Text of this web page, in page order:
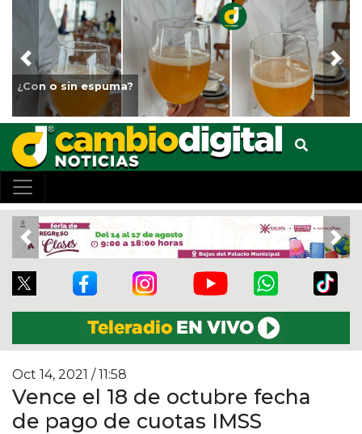
¿Con o sin espuma?
Previous
Previous
Oct 14, 2021 / 11:58
Vence el 18 de octubre fecha
de pago de cuotas IMSS